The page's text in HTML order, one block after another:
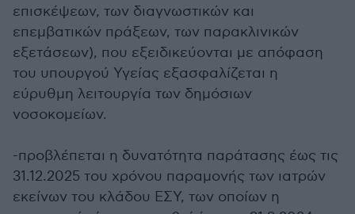
επισκέψεων, των διαγνωστικών και
επεμβατικών πράξεων, των παρακλινικών
εξετάσεων), που εξειδικεύονται με απόφαση
του υπουργού Υγείας εξασφαλίζεται η
εύρυθμη λειτουργία των δημόσιων
νοσοκομείων.
-προβλέπεται η δυνατότητα παράτασης έως τις
31.12.2025 του χρόνου παραμονής των ιατρών
εκείνων του κλάδου ΕΣΥ, των οποίων η